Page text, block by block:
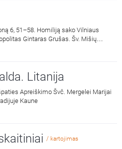
6, 51–58. Homiliją sako Vilniaus
Gintaras Grušas. Šv. Mišių
Katedros aikštės. Pasaulinis
kongresas prasideda!
Litanija
Apreiškimo Švč. Mergelei Marijai
Kaune
/ kartojimas